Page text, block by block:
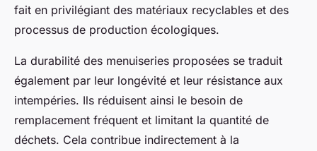
fait en privilégiant des matériaux recyclables et des
processus de production écologiques.
La durabilité des menuiseries proposées se traduit
également par leur longévité et leur résistance aux
intempéries. Ils réduisent ainsi le besoin de
remplacement fréquent et limitant la quantité de
déchets. Cela contribue indirectement à la